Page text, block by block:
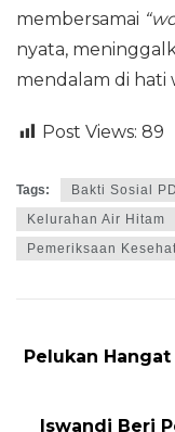
membersamai
nyata,
mendalam di hati
Post Views: 89
Tags: Bakti Sosial
Kelurahan Air Hitam
Pemeriksaan
Pelukan
Iswandi Beri